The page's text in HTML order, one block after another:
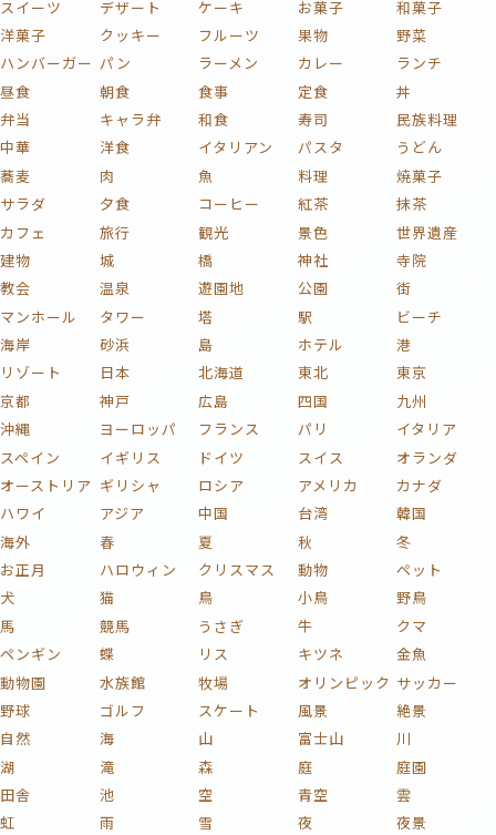
スイーツ デザート ケーキ お菓子
和菓子
洋菓子
クッキー フルーツ 果物
野菜
ハンバーガー パン ラーメン カレー
ランチ
昼食
朝食 食事 定食
丼
弁当
キャラ弁 和食 寿司
民族料理
中華
洋食 イタリアン パスタ
うどん
蕎麦
肉 魚 料理
焼菓子
サラダ
夕食 コーヒー 紅茶
抹茶
カフェ
旅行 観光 景色
世界遺産
建物
城 橋 神社
寺院
教会
温泉 遊園地 公園
街
マンホール
タワー 塔 駅
ビーチ
海岸
砂浜 島 ホテル
港
リゾート
日本 北海道 東北
東京
京都
神戸 広島 四国
九州
沖縄
ヨーロッパ フランス パリ
イタリア
スペイン
イギリス ドイツ スイス
オランダ
オーストリア ギリシャ ロシア アメリカ
カナダ
ハワイ
アジア 中国 台湾
韓国
海外
春 夏 秋
冬
お正月
ハロウィン クリスマス 動物
ペット
犬
猫 鳥 小鳥
野鳥
馬
競馬 うさぎ 牛
クマ
ペンギン
蝶 リス キツネ
金魚
動物園
水族館 牧場 オリンピック サッカー
野球
ゴルフ スケート 風景
絶景
自然
海 山 富士山
川
湖
滝 森 庭
庭園
田舎
池 空 青空
雲
虹
雨 雪 夜
夜景